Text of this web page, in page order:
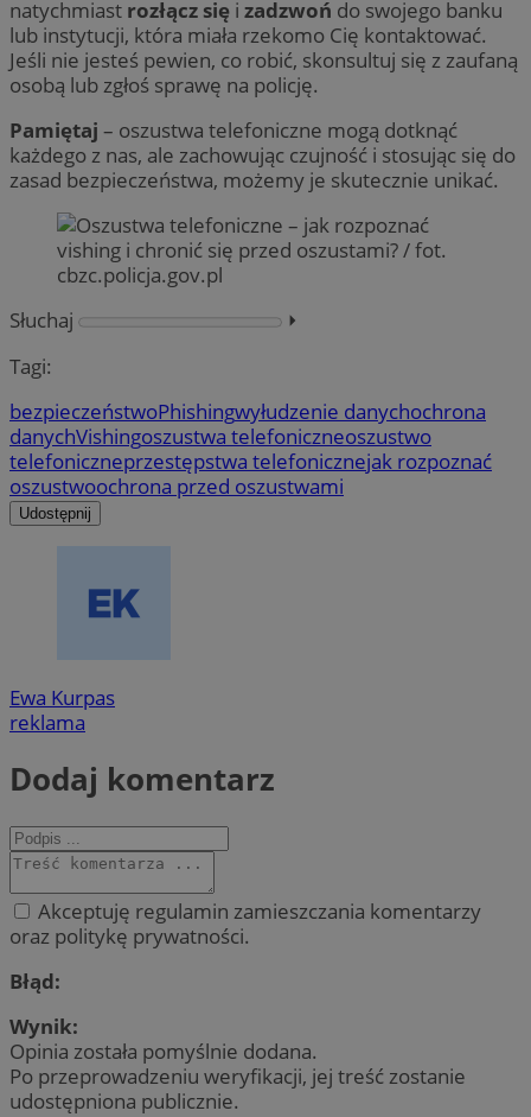
natychmiast rozłącz się i zadzwoń do swojego banku
lub instytucji, która miała rzekomo Cię kontaktować.
Jeśli nie jesteś pewien, co robić, skonsultuj się z zaufaną
osobą lub zgłoś sprawę na policję.
Pamiętaj – oszustwa telefoniczne mogą dotknąć
każdego z nas, ale zachowując czujność i stosując się do
zasad bezpieczeństwa, możemy je skutecznie unikać.
Słuchaj
⏵︎
Tagi:
bezpieczeństwoPhishingwyłudzenie danychochrona
danychVishingoszustwa telefoniczneoszustwo
telefoniczneprzestępstwa telefonicznejak rozpoznać
oszustwoochrona przed oszustwami
Udostępnij
Ewa Kurpas
reklama
Dodaj komentarz
Akceptuję regulamin zamieszczania komentarzy
oraz politykę prywatności.
Błąd:
Wynik:
Opinia została pomyślnie dodana.
Po przeprowadzeniu weryfikacji, jej treść zostanie
udostępniona publicznie.